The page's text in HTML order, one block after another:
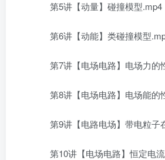
第5讲【动量】碰撞模型.mp4
第6讲【动能】类碰撞模型
第7讲【电场电路】电场力的
第8讲【电场电路】电场能的
第9讲【电路电场】带电粒子
第10讲【电场电路】恒定电